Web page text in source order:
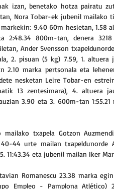
izan, benetako hotza pairatu
Nora Tobar-ek jubenil mailako
9.40 60m hesietan, 1.58
2:48.34 800m-tan, denera
Ander Svensson
2. pisuan (5 kg) 7.59, 1.
2.10 marka pertsonala eta
nesketan Leire Tobar-en
13 zentesimara), 4. altuera
3.90 eta 3. 600m-tan
mailako txapela Gotzon
44 urte mailan txapeldunorde
11:43.34 eta jubenil mailan Iker
Romanescu 23.38 marka
Empleo - Pamplona Atlético)